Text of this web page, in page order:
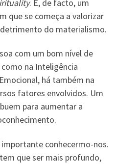
. É, de facto, um
que se começa a valorizar
do materialismo.
com um bom nível de
na Inteligência
há também na
fatores envolvidos. Um
para aumentar a
conhecermo-nos.
que ser mais profundo,